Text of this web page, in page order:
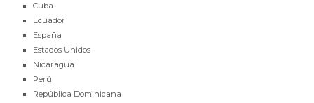
Cuba
Ecuador
España
Estados Unidos
Nicaragua
Perú
República Dominicana